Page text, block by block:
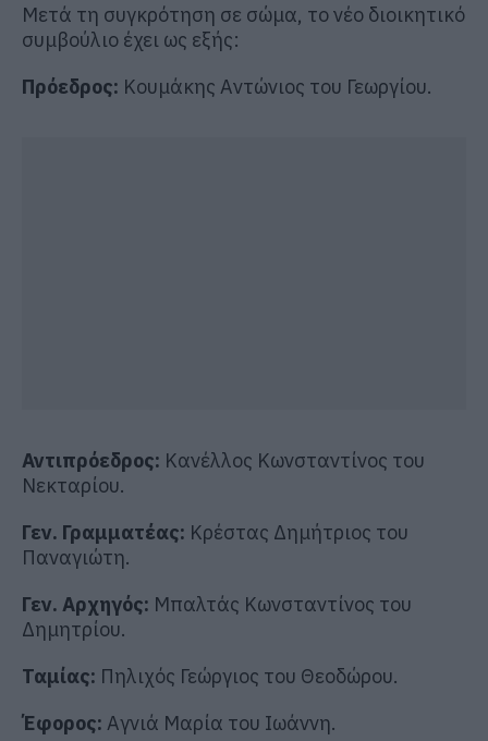
Μετά τη συγκρότηση σε σώμα, το νέο διοικητικό
συμβούλιο έχει ως εξής:
Πρόεδρος: Κουμάκης Αντώνιος του Γεωργίου.
Αντιπρόεδρος: Κανέλλος Κωνσταντίνος του
Νεκταρίου.
Γεν. Γραμματέας: Κρέστας Δημήτριος του
Παναγιώτη.
Γεν. Αρχηγός: Μπαλτάς Κωνσταντίνος του
Δημητρίου.
Ταμίας: Πηλιχός Γεώργιος του Θεοδώρου.
Έφορος: Αγνιά Μαρία του Ιωάννη.